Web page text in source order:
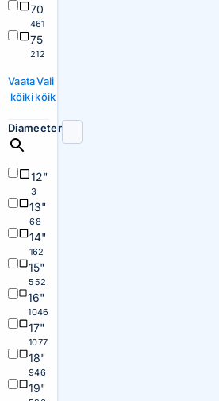
70
461
75
212
Vaata
kõiki
Vali
kõik
Diameeter
12"
3
13"
68
14"
162
15"
552
16"
1046
17"
1077
18"
946
19"